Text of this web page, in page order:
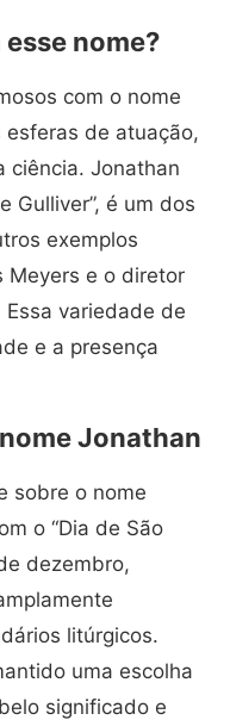
nome?
com o nome
de atuação,
ciência. Jonathan
Gulliver”, é um dos
exemplos
Meyers e o diretor
variedade de
e a presença
Jonathan
sobre o nome
o “Dia de São
dezembro,
litúrgicos.
uma escolha
significado e